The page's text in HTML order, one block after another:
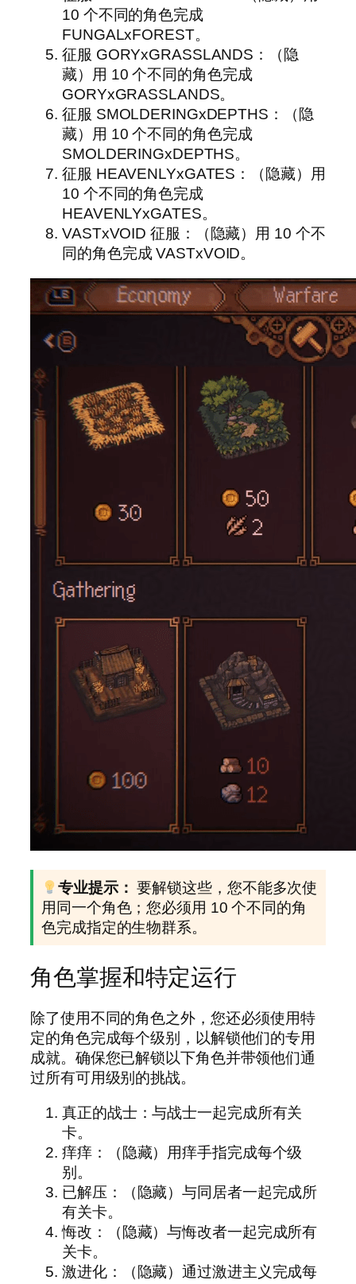
10 个不同的角色完成
FUNGALxFOREST。
征服 GORYxGRASSLANDS：（隐
藏）用 10 个不同的角色完成
GORYxGRASSLANDS。
征服 SMOLDERINGxDEPTHS：（隐
藏）用 10 个不同的角色完成
SMOLDERINGxDEPTHS。
征服 HEAVENLYxGATES：（隐藏）用
10 个不同的角色完成
HEAVENLYxGATES。
VASTxVOID 征服：（隐藏）用 10 个不
同的角色完成 VASTxVOID。
专业提示：要解锁这些，您不能多次使
用同一个角色；您必须用 10 个不同的角
色完成指定的生物群系。
角色掌握和特定运行
除了使用不同的角色之外，您还必须使用特
定的角色完成每个级别，以解锁他们的专用
成就。确保您已解锁以下角色并带领他们通
过所有可用级别的挑战。
真正的战士：与战士一起完成所有关
卡。
痒痒：（隐藏）用痒手指完成每个级
别。
已解压：（隐藏）与同居者一起完成所
有关卡。
悔改：（隐藏）与悔改者一起完成所有
关卡。
激进化：（隐藏）通过激进主义完成每